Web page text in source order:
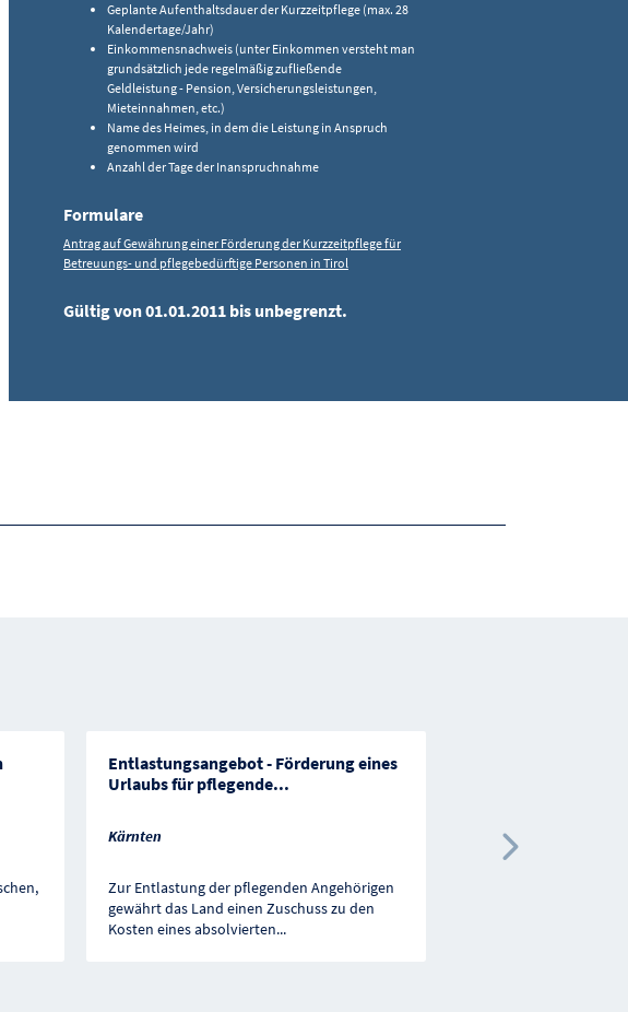
Geplante Aufenthaltsdauer der Kurzzeitpflege (max. 28
Kalendertage/Jahr)
Einkommensnachweis (unter Einkommen versteht man
grundsätzlich jede regelmäßig zufließende
Geldleistung - Pension, Versicherungsleistungen,
Mieteinnahmen, etc.)
Name des Heimes, in dem die Leistung in Anspruch
genommen wird
Anzahl der Tage der Inanspruchnahme
Formulare
Antrag auf Gewährung einer Förderung der Kurzzeitpflege für
Betreuungs- und pflegebedürftige Personen in Tirol
Gültig von 01.01.2011 bis unbegrenzt.
Entlastungsangebot - Förderung eines
Urlaubs für pflegende...
Kärnten
Zur Entlastung der pflegenden Angehörigen
gewährt das Land einen Zuschuss zu den
Kosten eines absolvierten...
Nächste